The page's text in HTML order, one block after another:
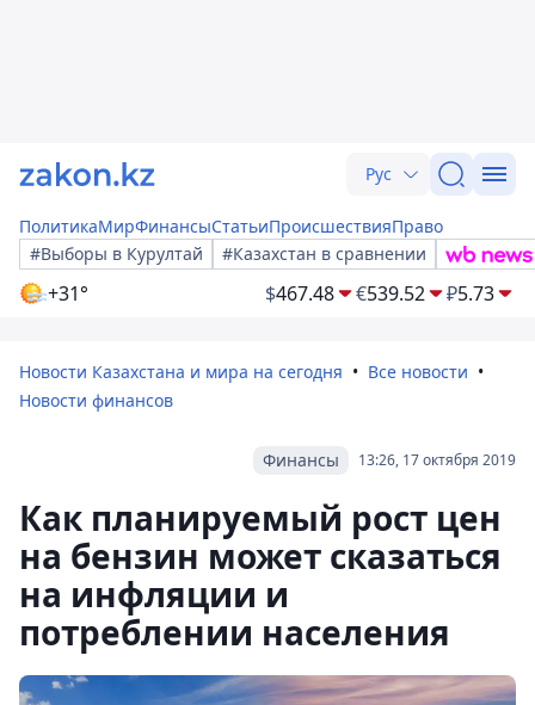
Рус
ПолитикаМирФинансыСтатьиПроисшествияПраво
#Выборы в Курултай
#Казахстан в сравнении
+31° $467.48 €539.52 ₽5.73
Новости Казахстана и мира на сегодня
Все новости
Новости финансов
13:26, 17 октября 2019
Финансы
Как планируемый рост цен
на бензин может сказаться
на инфляции и
потреблении населения